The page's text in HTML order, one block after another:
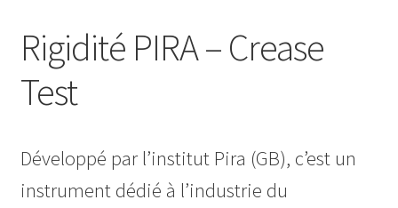
Rigidité PIRA – Crease
Test
Développé par l’institut Pira (GB), c’est un
instrument dédié à l’industrie du